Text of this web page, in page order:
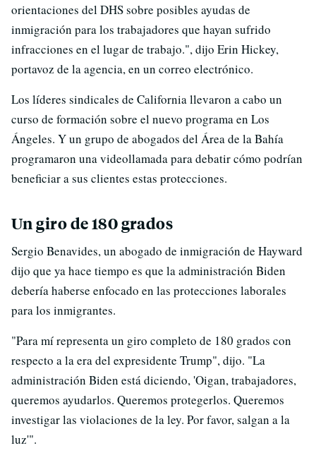
orientaciones del DHS sobre posibles ayudas de
inmigración para los trabajadores que hayan sufrido
infracciones en el lugar de trabajo.", dijo Erin Hickey,
portavoz de la agencia, en un correo electrónico.
Los líderes sindicales de California llevaron a cabo un
curso de formación sobre el nuevo programa en Los
Ángeles. Y un grupo de abogados del Área de la Bahía
programaron una videollamada para debatir cómo podrían
beneficiar a sus clientes estas protecciones.
Un giro de 180 grados
Sergio Benavides, un abogado de inmigración de Hayward
dijo que ya hace tiempo es que la administración Biden
debería haberse enfocado en las protecciones laborales
para los inmigrantes.
"Para mí representa un giro completo de 180 grados con
respecto a la era del expresidente Trump", dijo. "La
administración Biden está diciendo, 'Oigan, trabajadores,
queremos ayudarlos. Queremos protegerlos. Queremos
investigar las violaciones de la ley. Por favor, salgan a la
luz'".